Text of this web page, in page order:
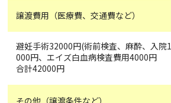
譲渡費用（医療費、交通費など）
避妊手術32000円(術前検査、麻酔、入院
000円、エイズ白血病検査費用4000円
合計42000円